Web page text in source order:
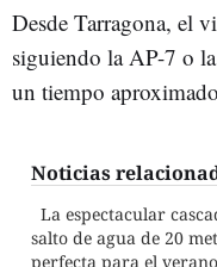
Desde Tarragona, el
siguiendo la AP-7 o la
un tiempo
Noticias
La espectacular
salto de agua de 20
perfecta para el verano